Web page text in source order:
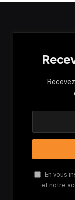
En vous
et notre